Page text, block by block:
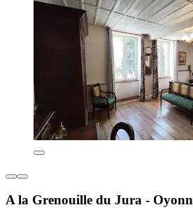
A la Grenouille du Jura -